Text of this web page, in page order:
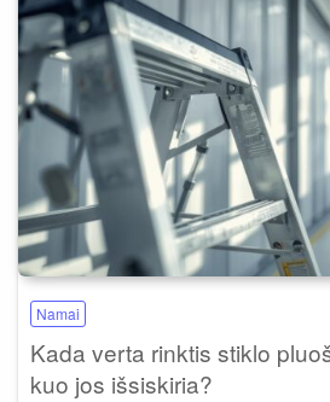
Namai
Kada verta rinktis stiklo
kuo jos išsiskiria?